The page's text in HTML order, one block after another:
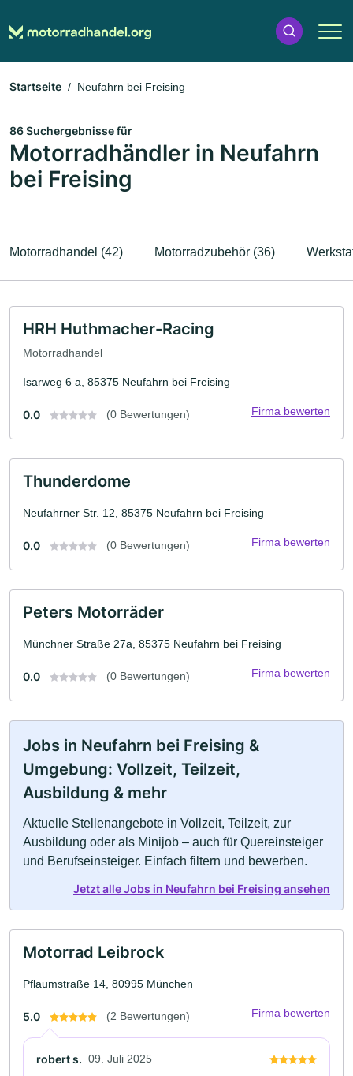
Startseite Neufahrn bei Freising
86 Suchergebnisse für
Motorradhändler in Neufahrn
bei Freising
Motorradhandel (42) Motorradzubehör (36)
HRH Huthmacher-Racing
Motorradhandel
Isarweg 6 a, 85375 Neufahrn bei Freising
0.0 (0 Bewertungen) Firma bewerten
Thunderdome
Neufahrner Str. 12, 85375 Neufahrn bei Freising
0.0 (0 Bewertungen) Firma bewerten
Peters Motorräder
Münchner Straße 27a, 85375 Neufahrn bei Freising
0.0 (0 Bewertungen) Firma bewerten
Jobs in Neufahrn bei Freising &
Umgebung: Vollzeit, Teilzeit,
Ausbildung & mehr
Aktuelle Stellenangebote in Vollzeit, Teilzeit, zur
Ausbildung oder als Minijob – auch für Quereinsteiger
und Berufseinsteiger. Einfach filtern und bewerben.
Jetzt alle Jobs in Neufahrn bei Freising ansehen
Motorrad Leibrock
Pflaumstraße 14, 80995 München
5.0 (2 Bewertungen) Firma bewerten
robert s. 09. Juli 2025